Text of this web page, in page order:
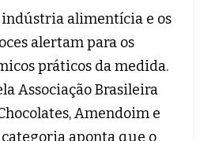
indústria alimentícia e os
alertam para os
práticos da medida.
Associação Brasileira
Amendoim e
categoria aponta que o